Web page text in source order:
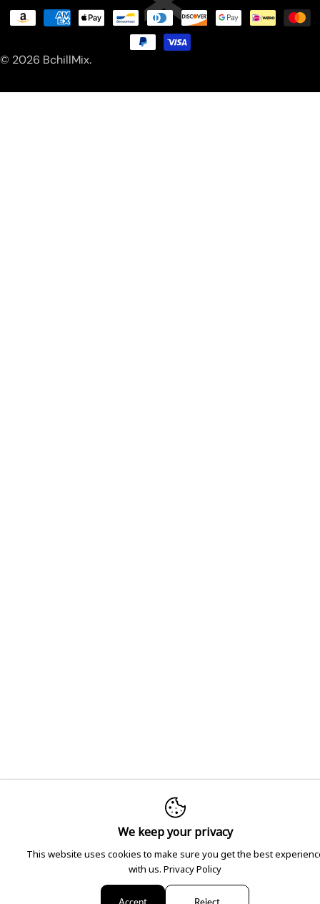
© 2026 BchillMix.
Ödeme
We keep your privacy
This website uses cookies to make sure you get the best
with us. Privacy Policy
Accept Reject